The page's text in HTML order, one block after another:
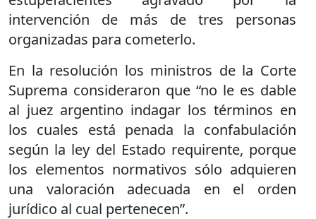
intervención de más de tres personas
organizadas para cometerlo.
En la resolución los ministros de la Corte
Suprema consideraron que “no le es dable
al juez argentino indagar los términos en
los cuales está penada la confabulación
según la ley del Estado requirente, porque
los elementos normativos sólo adquieren
una valoración adecuada en el orden
jurídico al cual pertenecen”.